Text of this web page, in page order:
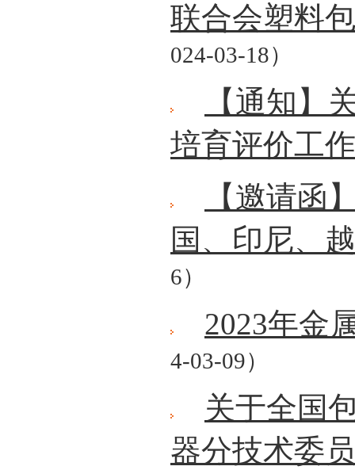
联合会塑料
024-03-18）
【通知】
培育评价工
【邀请函
国、印尼、
6）
2023年金
4-03-09）
关于全国
器分技术委